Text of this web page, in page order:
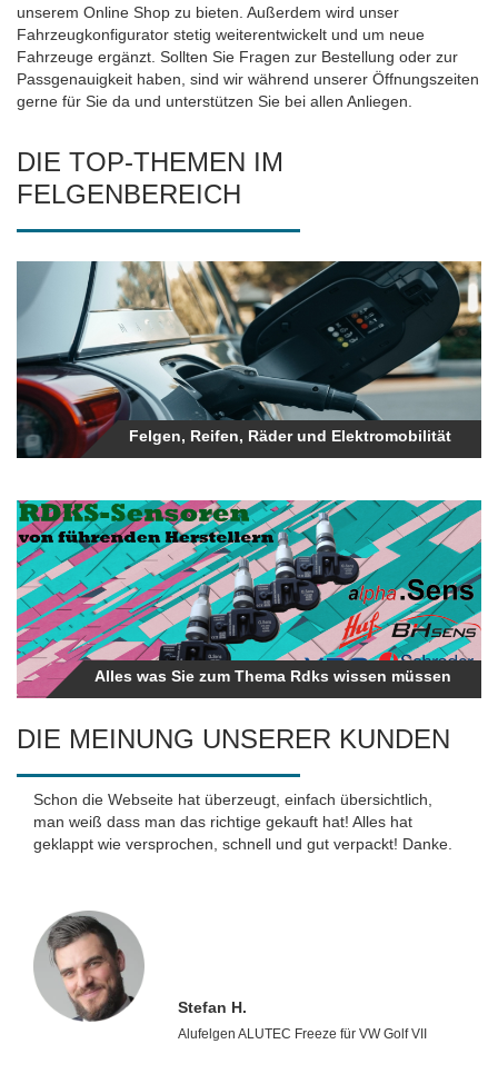
unserem Online Shop zu bieten. Außerdem wird unser
Fahrzeugkonfigurator stetig weiterentwickelt und um neue
Fahrzeuge ergänzt. Sollten Sie Fragen zur Bestellung oder zur
Passgenauigkeit haben, sind wir während unserer Öffnungszeiten
gerne für Sie da und unterstützen Sie bei allen Anliegen.
DIE TOP-THEMEN IM
FELGENBEREICH
Felgen, Reifen, Räder und Elektromobilität
Felgen, Reifen, Räder und Elektromobilität
Alles was Sie zum Thema Rdks wissen müssen
Alles was Sie zum Thema Rdks wissen müssen
DIE MEINUNG UNSERER KUNDEN
Schon die Webseite hat überzeugt, einfach übersichtlich,
man weiß dass man das richtige gekauft hat! Alles hat
geklappt wie versprochen, schnell und gut verpackt! Danke.
Stefan H.
Alufelgen ALUTEC Freeze für VW Golf VII